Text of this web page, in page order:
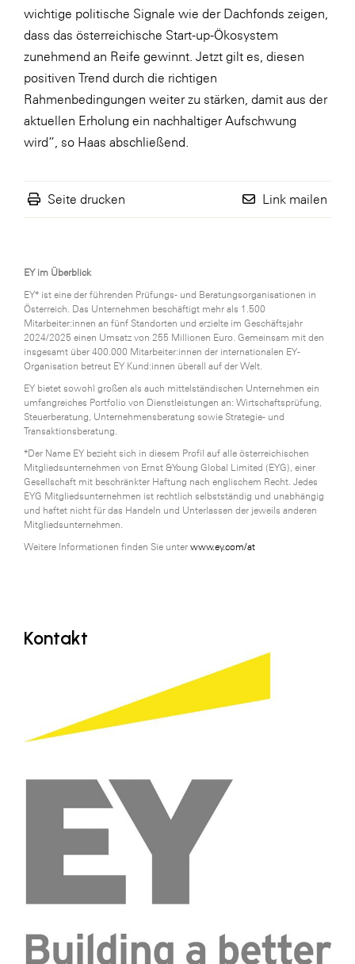
wichtige politische Signale wie der Dachfonds zeigen,
dass das österreichische Start-up-Ökosystem
zunehmend an Reife gewinnt. Jetzt gilt es, diesen
positiven Trend durch die richtigen
Rahmenbedingungen weiter zu stärken, damit aus der
aktuellen Erholung ein nachhaltiger Aufschwung
wird“, so Haas abschließend.
Seite drucken Link mailen
EY im Überblick
EY* ist eine der führenden Prüfungs- und Beratungsorganisationen in
Österreich. Das Unternehmen beschäftigt mehr als 1.500
Mitarbeiter:innen an fünf Standorten und erzielte im Geschäftsjahr
2024/2025 einen Umsatz von 255 Millionen Euro. Gemeinsam mit den
insgesamt über 400.000 Mitarbeiter:innen der internationalen EY-
Organisation betreut EY Kund:innen überall auf der Welt.
EY bietet sowohl großen als auch mittelständischen Unternehmen ein
umfangreiches Portfolio von Dienstleistungen an: Wirtschaftsprüfung,
Steuerberatung, Unternehmensberatung sowie Strategie- und
Transaktionsberatung.
*Der Name EY bezieht sich in diesem Profil auf alle österreichischen
Mitgliedsunternehmen von Ernst &Young Global Limited (EYG), einer
Gesellschaft mit beschränkter Haftung nach englischem Recht. Jedes
EYG Mitgliedsunternehmen ist rechtlich selbstständig und unabhängig
und haftet nicht für das Handeln und Unterlassen der jeweils anderen
Mitgliedsunternehmen.
Weitere Informationen finden Sie unter www.ey.com/at
Kontakt